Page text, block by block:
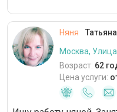
Няня
Москва,
Возраст: 62
Цена услуги: